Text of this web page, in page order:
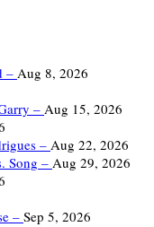
–Aug 8, 2026
– Aug 15, 2026
– Aug 22, 2026
Song – Aug 29, 2026
– Sep 5, 2026